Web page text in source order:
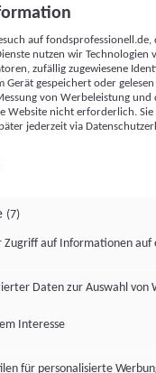
von Werbeleistung
(z. B. login-
mit anderen
usw.) auf
werden, um es
oder einer Webseite
der hier aufgeführten
auf
nutzen wir Technologien
zufällig zugewiesene
Gerät gespeichert oder
von Werbeleistung
Website nicht erforderlich.
jederzeit via
(7)
Zugriff auf Informationen auf
Daten zur Auswahl von
Interesse
für personalisierte